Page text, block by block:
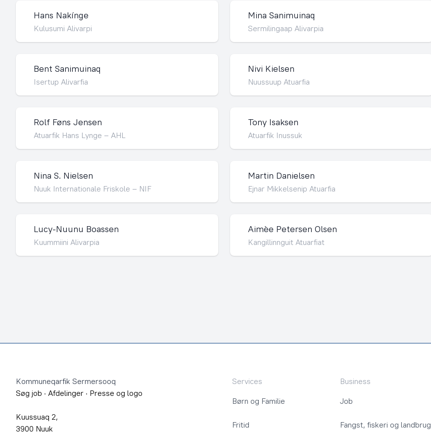
Hans Nakínge
Kulusumi Alivarpi
Mina Sanimuinaq
Sermilingaap Alivarpia
Bent Sanimuinaq
Isertup Alivarfia
Nivi Kielsen
Nuussuup Atuarfia
Rolf Føns Jensen
Atuarfik Hans Lynge – AHL
Tony Isaksen
Atuarfik Inussuk
Nina S. Nielsen
Nuuk Internationale Friskole – NIF
Martin Danielsen
Ejnar Mikkelsenip Atuarfia
Lucy-Nuunu Boassen
Kuummiini Alivarpia
Aimèe Petersen Olsen
Kangillinnguit Atuarfiat
Kommuneqarfik Sermersooq
Søg job · Afdelinger · Presse og logo
Kuussuaq 2,
3900 Nuuk
Services
Børn og Familie
Fritid
Business
Job
Fangst, fiskeri og landbrug